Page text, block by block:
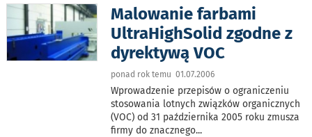
Malowanie farbami
UltraHighSolid zgodne z
dyrektywą VOC
ponad rok temu 01.07.2006
Wprowadzenie przepisów o ograniczeniu
stosowania lotnych związków organicznych
(VOC) od 31 października 2005 roku zmusza
firmy do znacznego...